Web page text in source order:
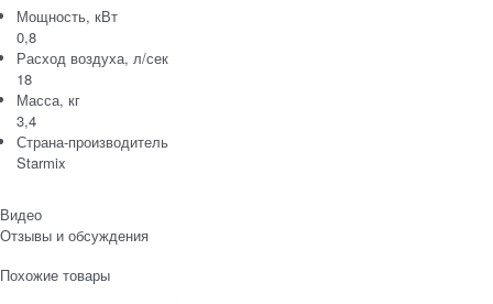
Мощность, кВт
0,8
Расход воздуха, л/сек
18
Масса, кг
3,4
Страна-производитель
Starmix
Видео
Отзывы и обсуждения
Похожие товары